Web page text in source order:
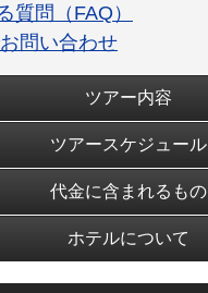
質問（FAQ）
問い合わせ
ツアー内容
ツアースケジュール
代金に含まれるもの
ホテルについて